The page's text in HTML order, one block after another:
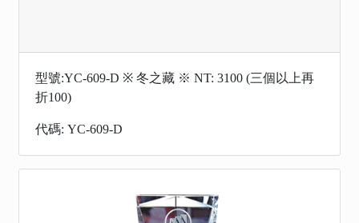
型號:YC-609-D ※ 冬之藏 ※ NT: 3100 (三個以上再
折100)
代碼: YC-609-D